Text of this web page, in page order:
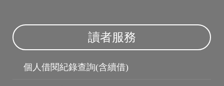
讀者服務
個人借閱紀錄查詢(含續借)